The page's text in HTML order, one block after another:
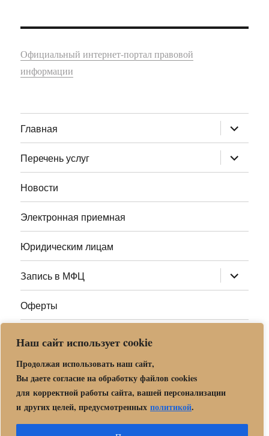
Наш сайт использует cookie
Продолжая использовать наш сайт,
Вы даете согласие на обработку файлов cookies
для корректной работы сайта, вашей персонализации
и других целей, предусмотренных политикой.
Официальный интернет-портал правовой
информации
Главная раскрыть
дочернее
меню
Перечень услуг
раскрыть
дочернее
меню
Новости
Электронная приемная
Юридическим лицам
Запись в МФЦ раскрыть
дочернее
меню
Оферты
Адреса МФЦ МО
Центр государственных и муниципальных услуг «Мои
документы» в г. о. Орехово-Зуево
Политика обработки и защиты персональных данных в «МБУ